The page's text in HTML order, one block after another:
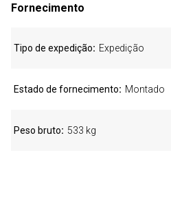
Fornecimento
Tipo de expedição Expedição
Estado de fornecimento Montado
Peso bruto 533 kg